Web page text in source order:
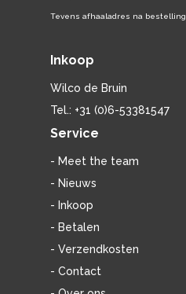
Tevens afhaaladres na bestelling
Inkoop
Wilco de Bruin
Tel.: +31 (0)6-53381547
Service
- Meet the team
- Nieuws
- Inkoop
- Betalen
- Verzendkosten
- Contact